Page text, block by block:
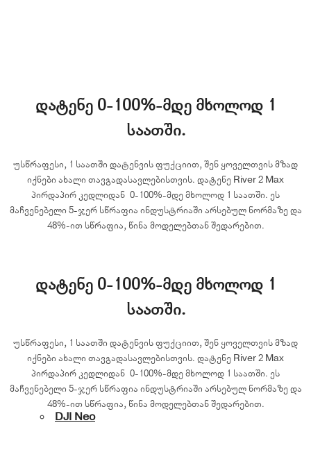
DJI Neo
დატენე 0-100%-მდე მხოლოდ 1
საათში.
უსწრაფესი, 1 საათში დატენვის ფუქციით, შენ ყოველთვის მზად
იქნები ახალი თავგადასავლებისთვის. დატენე River 2 Max
პირდაპირ კედლიდან 0-100%-მდე მხოლოდ 1 საათში. ეს
მაჩვენებელი 5-ჯერ სწრაფია ინდუსტრიაში არსებულ ნორმაზე და
48%-ით სწრაფია, წინა მოდელებთან შედარებით.
დატენე 0-100%-მდე მხოლოდ 1
საათში.
უსწრაფესი, 1 საათში დატენვის ფუქციით, შენ ყოველთვის მზად
იქნები ახალი თავგადასავლებისთვის. დატენე River 2 Max
პირდაპირ კედლიდან 0-100%-მდე მხოლოდ 1 საათში. ეს
მაჩვენებელი 5-ჯერ სწრაფია ინდუსტრიაში არსებულ ნორმაზე და
48%-ით სწრაფია, წინა მოდელებთან შედარებით.